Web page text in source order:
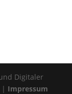
Digitaler
| Impressum